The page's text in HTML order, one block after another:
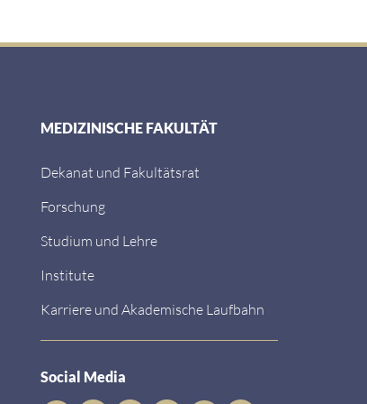
MEDIZINISCHE FAKULTÄT
Dekanat und Fakultätsrat
Forschung
Studium und Lehre
Institute
Karriere und Akademische Laufbahn
Social Media